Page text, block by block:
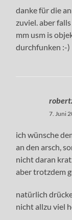
danke für die
zuviel. aber
mm usm is
durchfunken :-)
7. Juni
ich wünsche
an den arsch,
nicht daran
aber trotzdem
natürlich
nicht allzu viel